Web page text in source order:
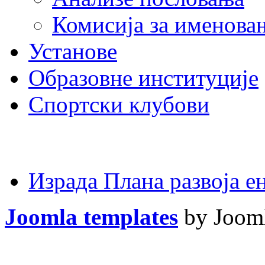
Комисија за
Установе
Образовне институције
Спортски клубови
Израда Плана развоја
Joomla templates by